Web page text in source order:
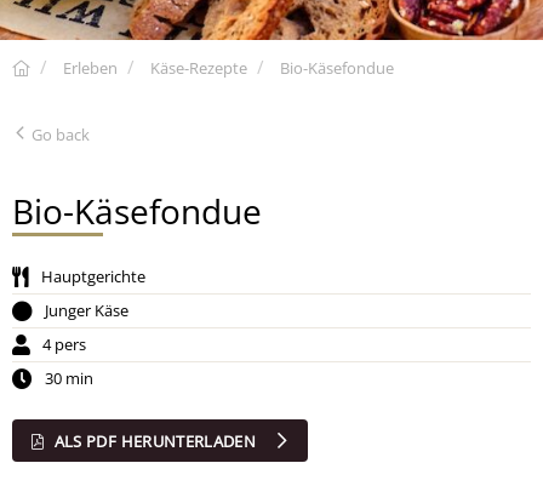
Erleben Käse-Rezepte Bio-Käsefondue
Go back
Bio-Käsefondue
Hauptgerichte
Junger Käse
4 pers
30 min
ALS PDF HERUNTERLADEN